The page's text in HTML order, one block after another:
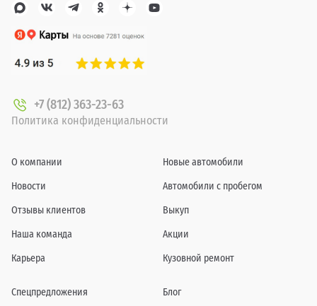
+7 (812) 363-23-63
Политика конфиденциальности
О компании
Новости
Отзывы клиентов
Наша команда
Карьера
Новые автомобили
Автомобили с пробегом
Выкуп
Акции
Кузовной ремонт
Спецпредложения Блог